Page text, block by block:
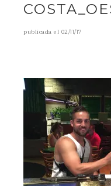
publicada el 02/11/17